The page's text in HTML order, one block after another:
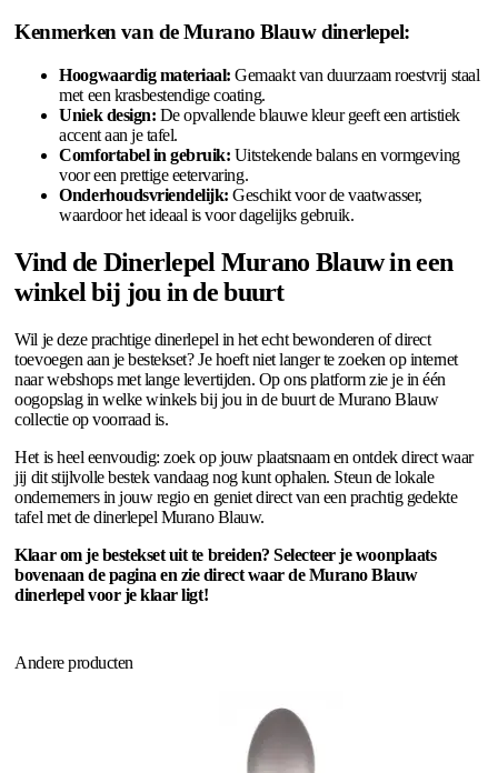
Kenmerken van de Murano Blauw dinerlepel:
Hoogwaardig materiaal: Gemaakt van duurzaam roestvrij staal
met een krasbestendige coating.
Uniek design: De opvallende blauwe kleur geeft een artistiek
accent aan je tafel.
Comfortabel in gebruik: Uitstekende balans en vormgeving
voor een prettige eetervaring.
Onderhoudsvriendelijk: Geschikt voor de vaatwasser,
waardoor het ideaal is voor dagelijks gebruik.
Vind de Dinerlepel Murano Blauw in een
winkel bij jou in de buurt
Wil je deze prachtige dinerlepel in het echt bewonderen of direct
toevoegen aan je bestekset? Je hoeft niet langer te zoeken op internet
naar webshops met lange levertijden. Op ons platform zie je in één
oogopslag in welke winkels bij jou in de buurt de Murano Blauw
collectie op voorraad is.
Het is heel eenvoudig: zoek op jouw plaatsnaam en ontdek direct waar
jij dit stijlvolle bestek vandaag nog kunt ophalen. Steun de lokale
ondernemers in jouw regio en geniet direct van een prachtig gedekte
tafel met de dinerlepel Murano Blauw.
Klaar om je bestekset uit te breiden? Selecteer je woonplaats
bovenaan de pagina en zie direct waar de Murano Blauw
dinerlepel voor je klaar ligt!
Andere producten